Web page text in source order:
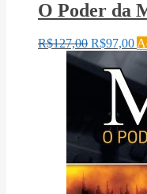
O Poder da
R$127,00 R$97,00